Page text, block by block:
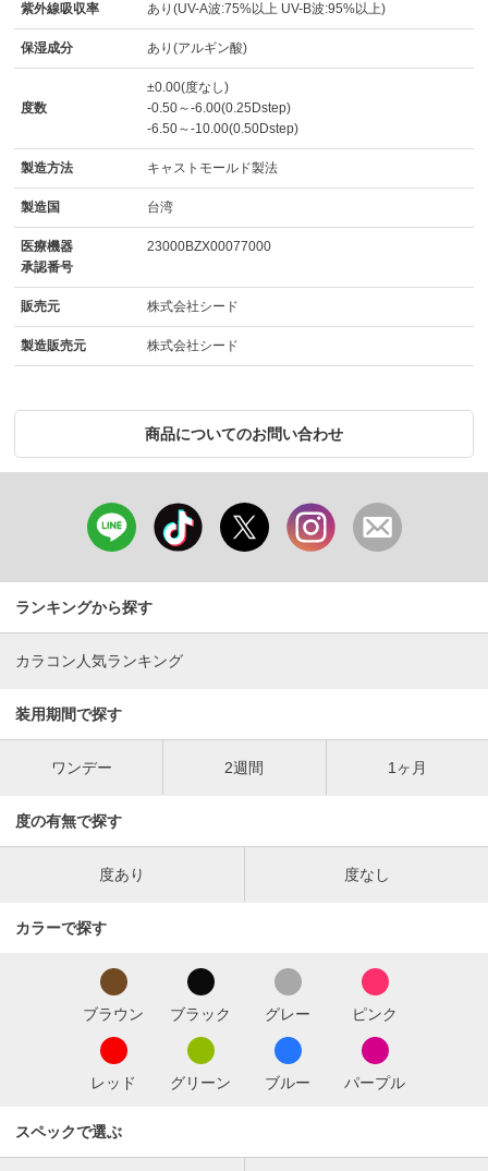
紫外線吸収率 あり(UV-A波:75%以上 UV-B波:95%以上)
保湿成分 あり(アルギン酸)
度数
±0.00(度なし)
-0.50～-6.00(0.25Dstep)
-6.50～-10.00(0.50Dstep)
製造方法 キャストモールド製法
製造国 台湾
医療機器
承認番号
23000BZX00077000
販売元 株式会社シード
製造販売元 株式会社シード
商品についてのお問い合わせ
ランキングから探す
カラコン人気ランキング
装用期間で探す
ワンデー 2週間 1ヶ月
度の有無で探す
度あり 度なし
カラーで探す
ブラウン ブラック グレー ピンク
レッド グリーン ブルー パープル
スペックで選ぶ